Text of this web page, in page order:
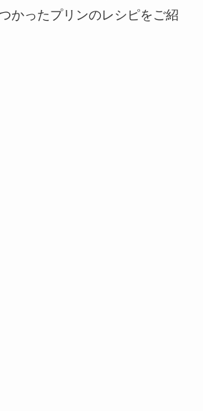
かったプリンのレシピをご紹